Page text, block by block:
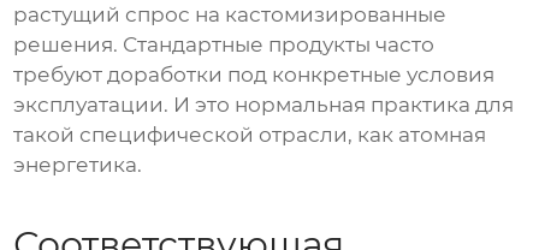
растущий спрос на кастомизированные
решения. Стандартные продукты часто
требуют доработки под конкретные условия
эксплуатации. И это нормальная практика для
такой специфической отрасли, как атомная
энергетика.